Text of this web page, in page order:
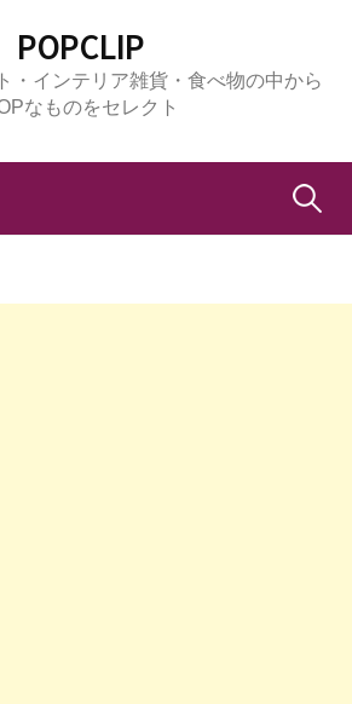
POPCLIP
・インテリア雑貨・食べ物の中から
なものをセレクト
検